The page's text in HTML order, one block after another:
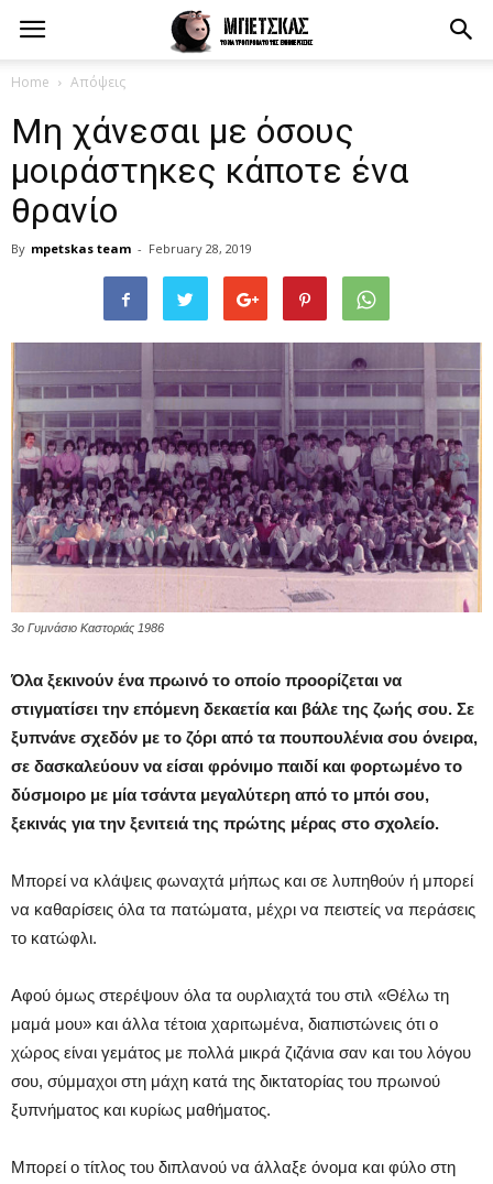
Home Απόψεις
Μη χάνεσαι με όσους
μοιράστηκες κάποτε ένα
θρανίο
By mpetskas team - February 28, 2019
3ο Γυμνάσιο Καστοριάς 1986
Όλα ξεκινούν ένα πρωινό το οποίο προορίζεται να
στιγματίσει την επόμενη δεκαετία και βάλε της ζωής σου. Σε
ξυπνάνε σχεδόν με το ζόρι από τα πουπουλένια σου όνειρα,
σε δασκαλεύουν να είσαι φρόνιμο παιδί και φορτωμένο το
δύσμοιρο με μία τσάντα μεγαλύτερη από το μπόι σου,
ξεκινάς για την ξενιτειά της πρώτης μέρας στο σχολείο.
Μπορεί να κλάψεις φωναχτά μήπως και σε λυπηθούν ή μπορεί
να καθαρίσεις όλα τα πατώματα, μέχρι να πειστείς να περάσεις
το κατώφλι.
Αφού όμως στερέψουν όλα τα ουρλιαχτά του στιλ «Θέλω τη
μαμά μου» και άλλα τέτοια χαριτωμένα, διαπιστώνεις ότι ο
χώρος είναι γεμάτος με πολλά μικρά ζιζάνια σαν και του λόγου
σου, σύμμαχοι στη μάχη κατά της δικτατορίας του πρωινού
ξυπνήματος και κυρίως μαθήματος.
Μπορεί ο τίτλος του διπλανού να άλλαξε όνομα και φύλο στη